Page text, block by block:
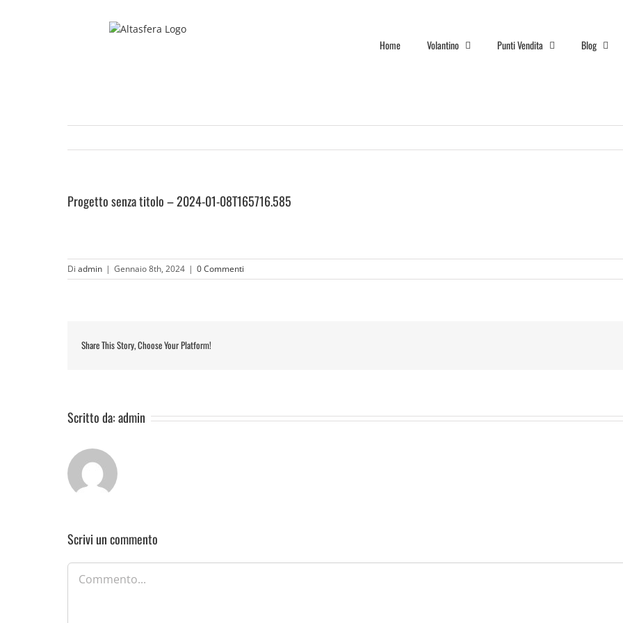
Home Volantino Punti Vendita Blog
Progetto senza titolo – 2024-01-08T165716.585
Di admin | Gennaio 8th, 2024 | 0 Commenti
Share This Story, Choose Your Platform!
Scritto da:admin
Scrivi un commento
Commento